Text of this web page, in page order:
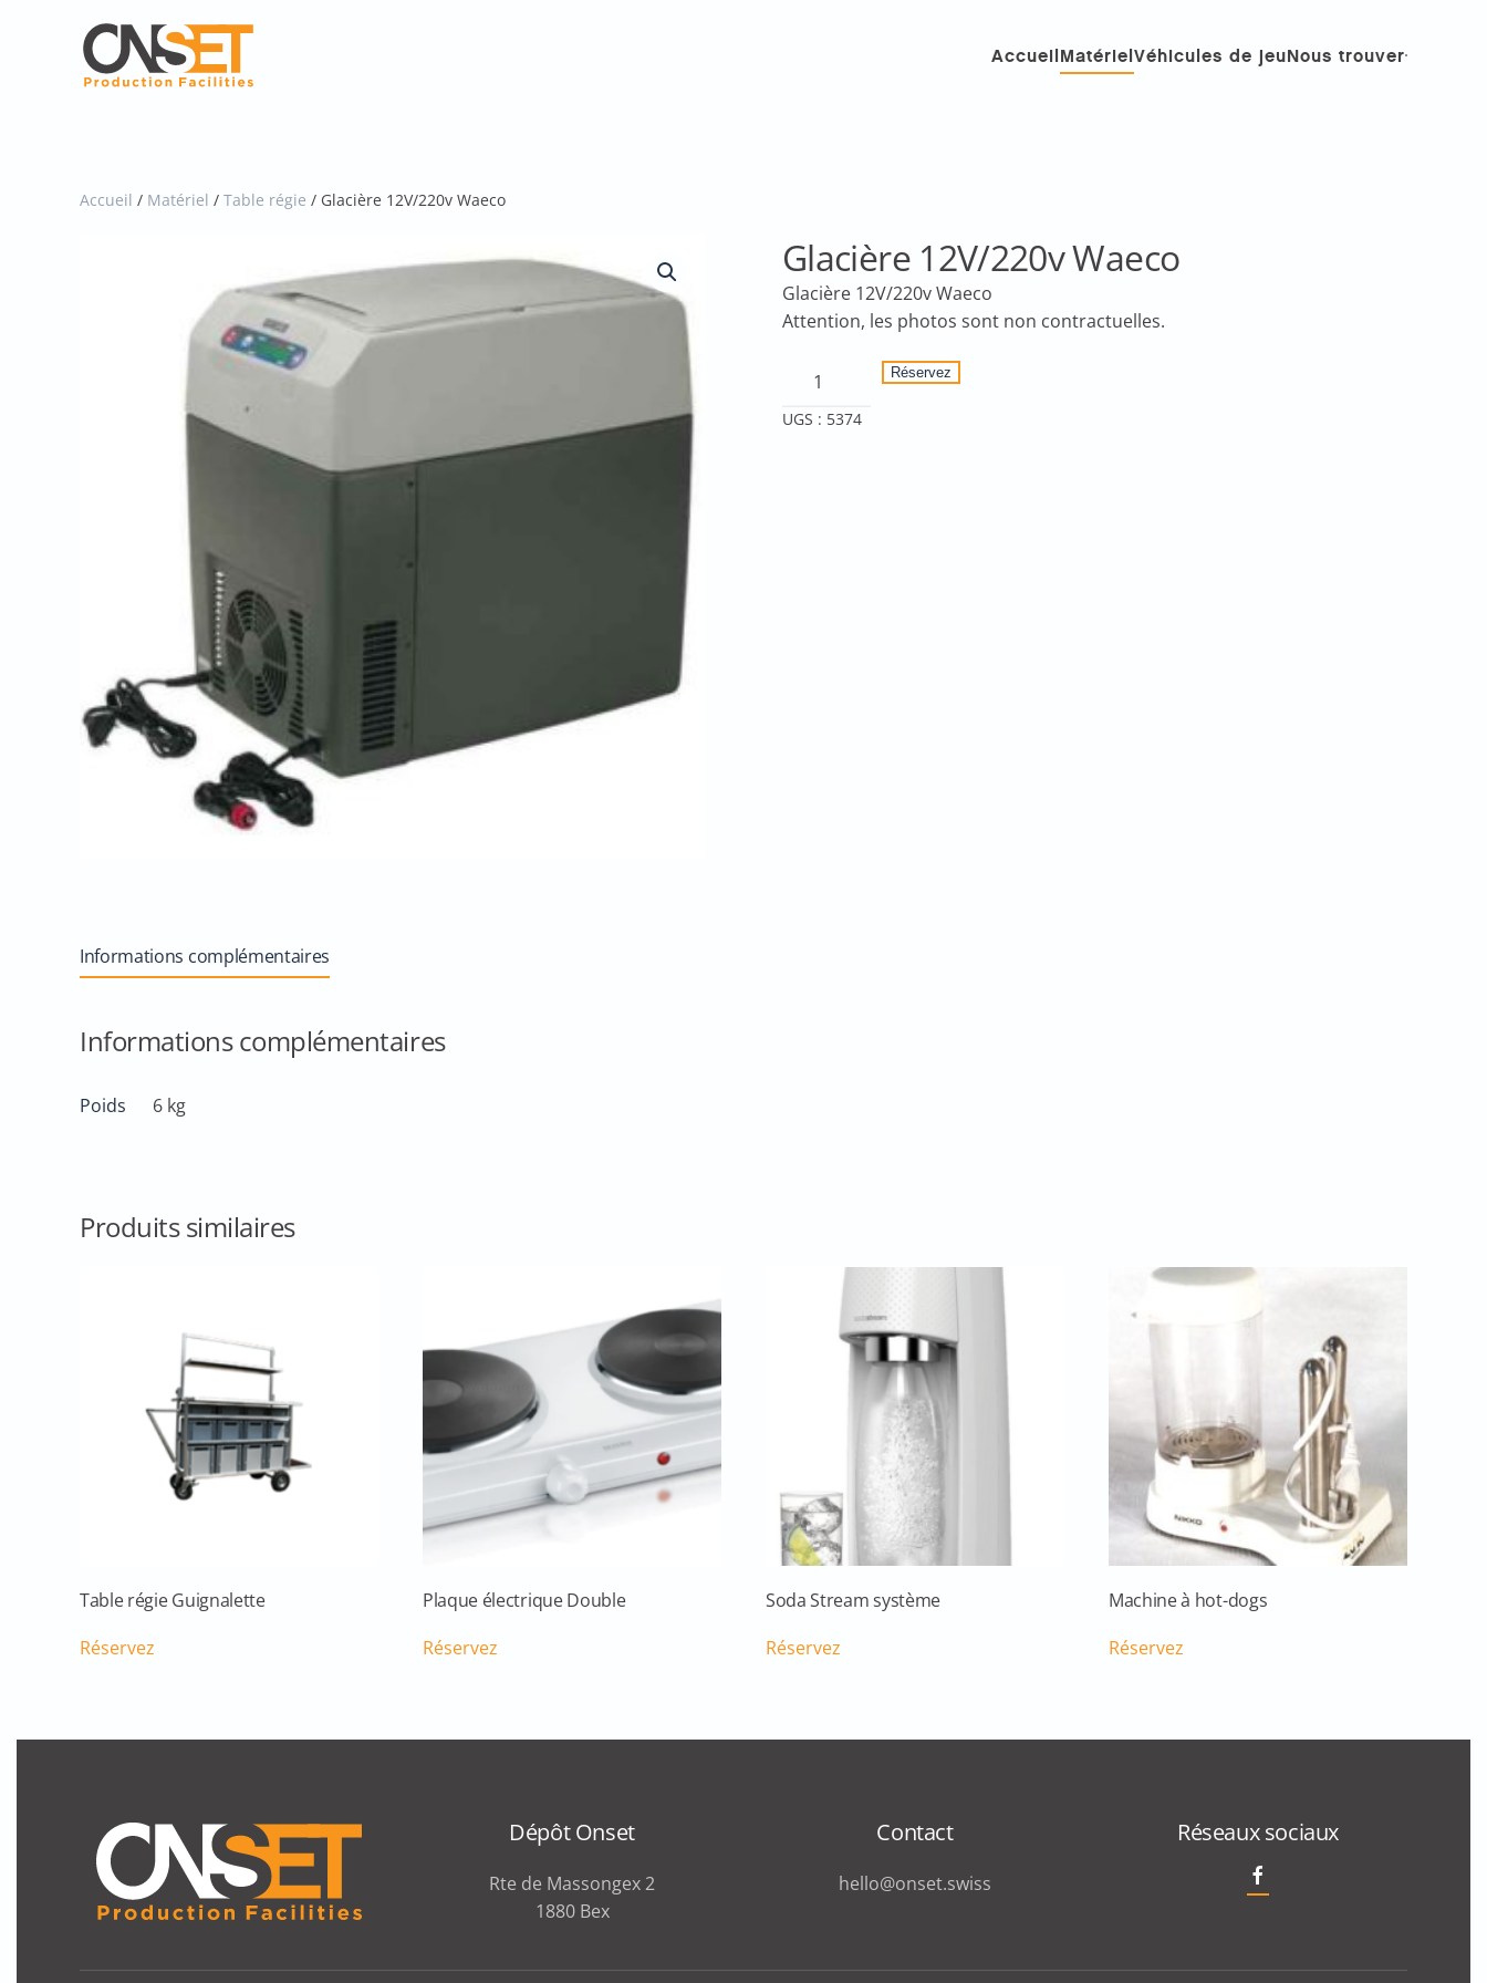
Skip
AccueilMatérielVéhicules de jeuNous trouver
Accueil / Matériel / Table régie / Glacière 12V/220v Waeco
Glacière 12V/220v Waeco
Glacière 12V/220v Waeco
quantité
Glacière
Réservez
UGS : 5374
Informations complémentaires
Informations complémentaires
Poids 6 kg
Produits similaires
Table régie Guignalette
Réservez
Plaque électrique Double
Réservez
Soda Stream système
Réservez
Machine à hot-dogs
Réservez
Dépôt Onset
Rte de Massongex 2
1880 Bex
Contact
hello@onset.swiss
Réseaux sociaux